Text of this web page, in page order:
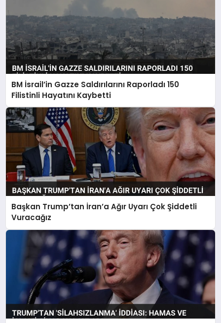
BM İsrail’in Gazze Saldırılarını Raporladı 150
Filistinli Hayatını Kaybetti
Başkan Trump’tan İran’a Ağır Uyarı Çok Şiddetli
Vuracağız